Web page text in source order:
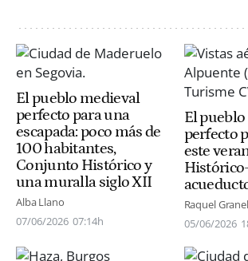
El pueblo medieval
perfecto para una
escapada: poco más de
100 habitantes,
Conjunto Histórico y
una muralla siglo XII
Alba Llano
07/06/2026 07:14h
El
perfecto
este
Raquel
05/06/2026